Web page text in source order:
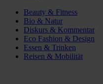
Beauty & Fitness
Bio & Natur
Diskurs & Kommentar
Eco Fashion & Design
Essen & Trinken
Reisen & Mobilität